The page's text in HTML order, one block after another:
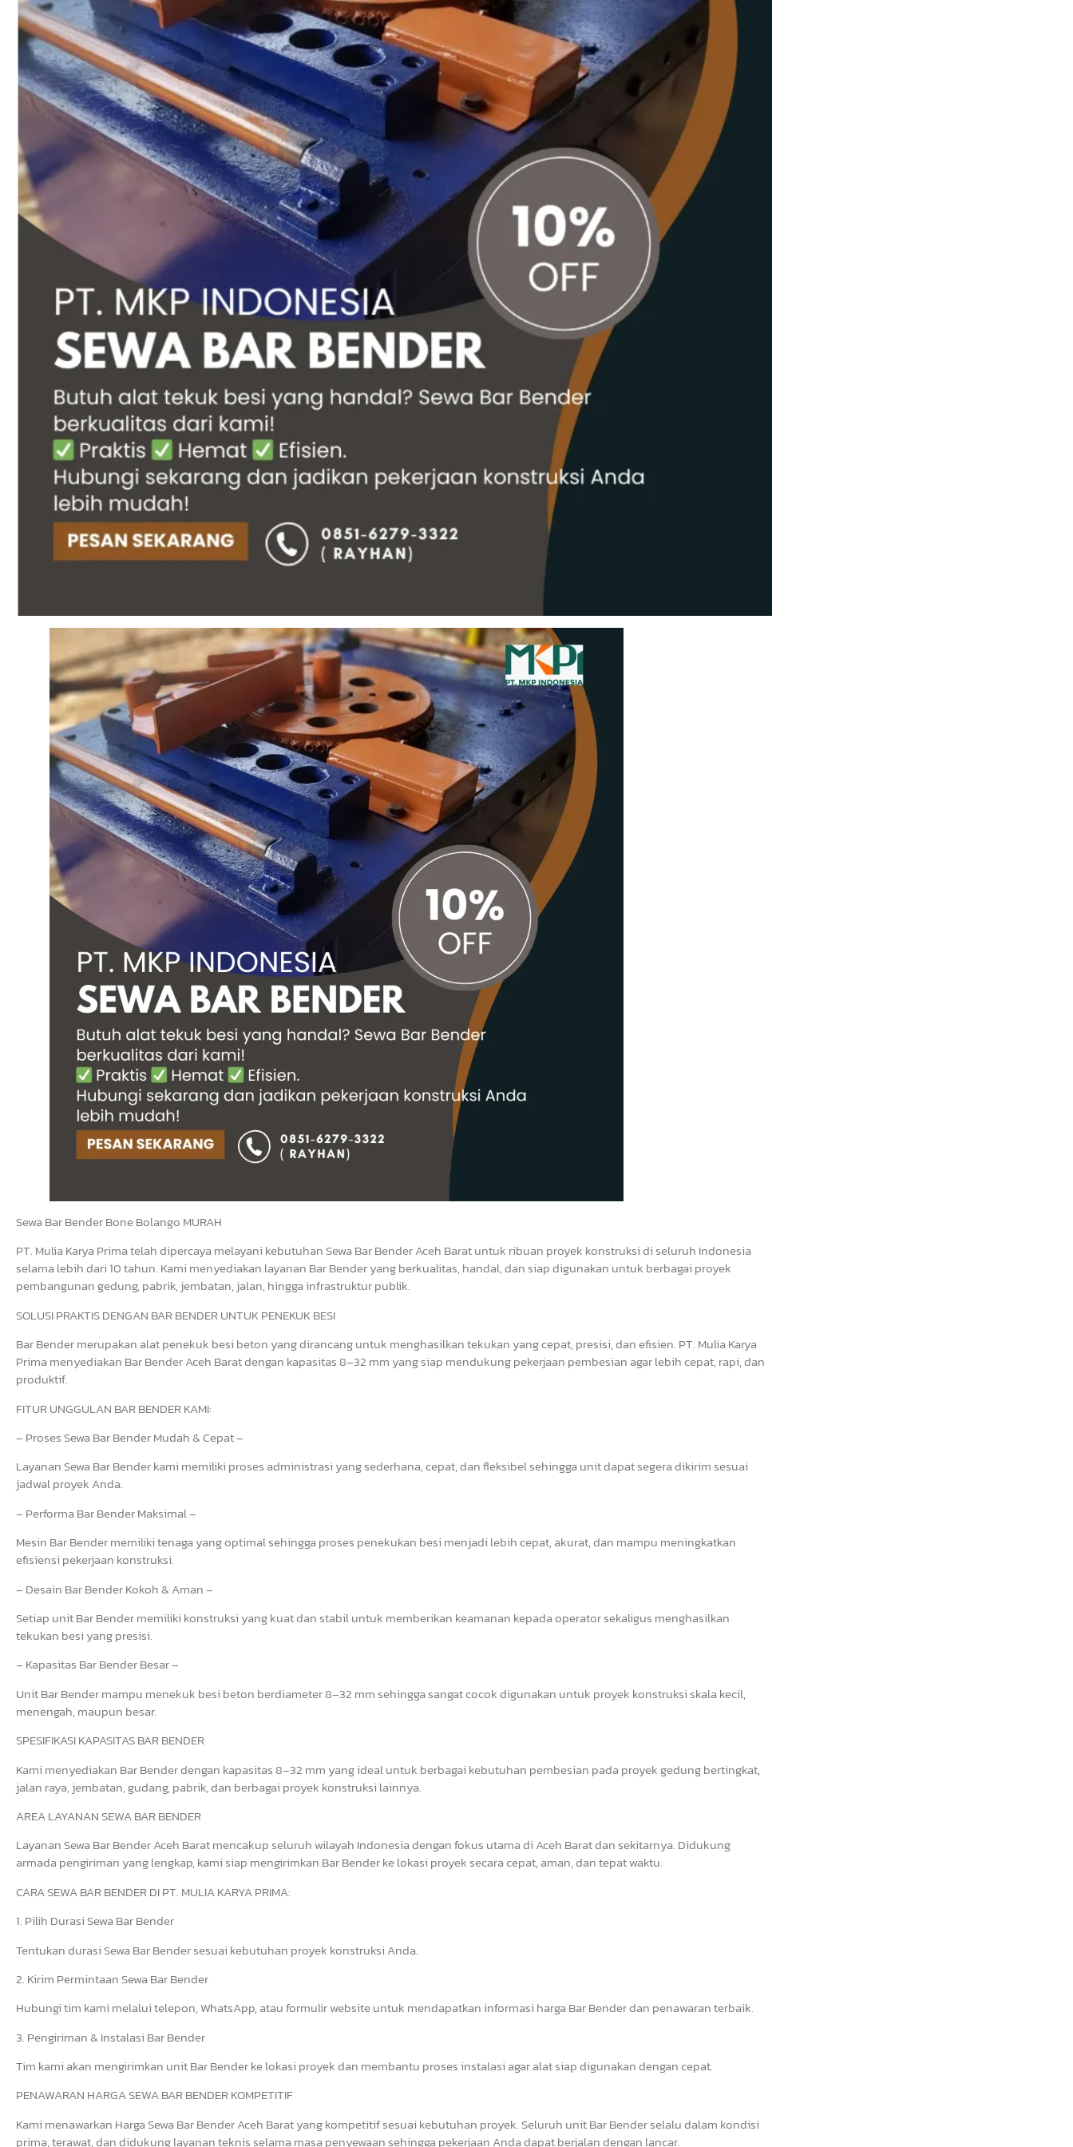
Sewa Bar Bender Bone Bolango MURAH
PT. Mulia Karya Prima telah dipercaya melayani kebutuhan Sewa Bar Bender Aceh Barat untuk ribuan proyek konstruksi di seluruh Indonesia
selama lebih dari 10 tahun. Kami menyediakan layanan Bar Bender yang berkualitas, handal, dan siap digunakan untuk berbagai proyek
pembangunan gedung, pabrik, jembatan, jalan, hingga infrastruktur publik.
SOLUSI PRAKTIS DENGAN BAR BENDER UNTUK PENEKUK BESI
Bar Bender merupakan alat penekuk besi beton yang dirancang untuk menghasilkan tekukan yang cepat, presisi, dan efisien. PT. Mulia Karya
Prima menyediakan Bar Bender Aceh Barat dengan kapasitas 8–32 mm yang siap mendukung pekerjaan pembesian agar lebih cepat, rapi, dan
produktif.
FITUR UNGGULAN BAR BENDER KAMI:
– Proses Sewa Bar Bender Mudah & Cepat –
Layanan Sewa Bar Bender kami memiliki proses administrasi yang sederhana, cepat, dan fleksibel sehingga unit dapat segera dikirim sesuai
jadwal proyek Anda.
– Performa Bar Bender Maksimal –
Mesin Bar Bender memiliki tenaga yang optimal sehingga proses penekukan besi menjadi lebih cepat, akurat, dan mampu meningkatkan
efisiensi pekerjaan konstruksi.
– Desain Bar Bender Kokoh & Aman –
Setiap unit Bar Bender memiliki konstruksi yang kuat dan stabil untuk memberikan keamanan kepada operator sekaligus menghasilkan
tekukan besi yang presisi.
– Kapasitas Bar Bender Besar –
Unit Bar Bender mampu menekuk besi beton berdiameter 8–32 mm sehingga sangat cocok digunakan untuk proyek konstruksi skala kecil,
menengah, maupun besar.
SPESIFIKASI KAPASITAS BAR BENDER
Kami menyediakan Bar Bender dengan kapasitas 8–32 mm yang ideal untuk berbagai kebutuhan pembesian pada proyek gedung bertingkat,
jalan raya, jembatan, gudang, pabrik, dan berbagai proyek konstruksi lainnya.
AREA LAYANAN SEWA BAR BENDER
Layanan Sewa Bar Bender Aceh Barat mencakup seluruh wilayah Indonesia dengan fokus utama di Aceh Barat dan sekitarnya. Didukung
armada pengiriman yang lengkap, kami siap mengirimkan Bar Bender ke lokasi proyek secara cepat, aman, dan tepat waktu.
CARA SEWA BAR BENDER DI PT. MULIA KARYA PRIMA:
1. Pilih Durasi Sewa Bar Bender
Tentukan durasi Sewa Bar Bender sesuai kebutuhan proyek konstruksi Anda.
2. Kirim Permintaan Sewa Bar Bender
Hubungi tim kami melalui telepon, WhatsApp, atau formulir website untuk mendapatkan informasi harga Bar Bender dan penawaran terbaik.
3. Pengiriman & Instalasi Bar Bender
Tim kami akan mengirimkan unit Bar Bender ke lokasi proyek dan membantu proses instalasi agar alat siap digunakan dengan cepat.
PENAWARAN HARGA SEWA BAR BENDER KOMPETITIF
Kami menawarkan Harga Sewa Bar Bender Aceh Barat yang kompetitif sesuai kebutuhan proyek. Seluruh unit Bar Bender selalu dalam kondisi
prima, terawat, dan didukung layanan teknis selama masa penyewaan sehingga pekerjaan Anda dapat berjalan dengan lancar.